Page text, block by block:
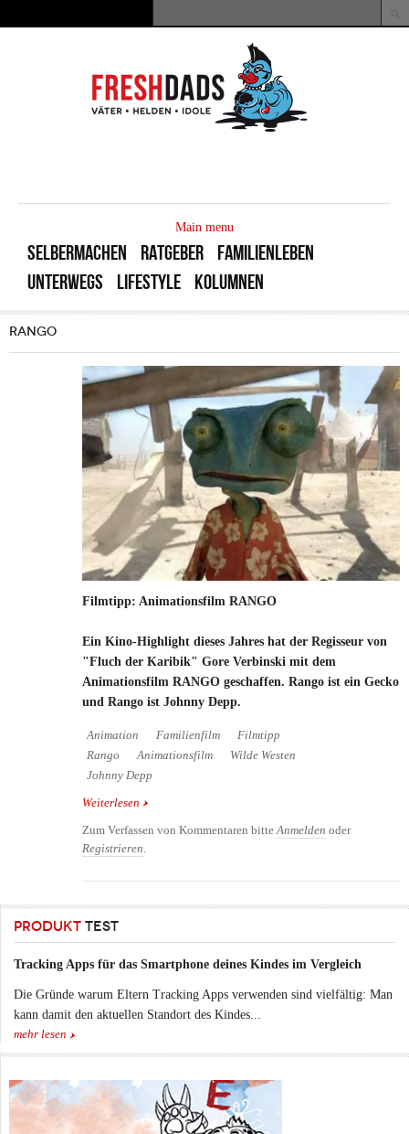
Suchformular
Main menu
SELBERMACHEN RATGEBER
FAMILIENLEBEN
UNTERWEGS
LIFESTYLE KOLUMNEN
RANGO
Filmtipp: Animationsfilm RANGO
Ein Kino-Highlight dieses Jahres hat der Regisseur von
"Fluch der Karibik" Gore Verbinski mit dem
Animationsfilm RANGO geschaffen. Rango ist ein Gecko
und Rango ist Johnny Depp.
Animation Familienfilm
Filmtipp
Rango
Animationsfilm
Wilde Westen
Johnny Depp
Weiterlesen über Filmtipp: Animationsfilm RANGO
Zum Verfassen von Kommentaren bitteAnmelden oder
Registrieren.
PRODUKT TEST
Tracking Apps für das Smartphone deines Kindes im Vergleich
Die Gründe warum Eltern Tracking Apps verwenden sind vielfältig: Man
kann damit den aktuellen Standort des Kindes...
mehr lesen